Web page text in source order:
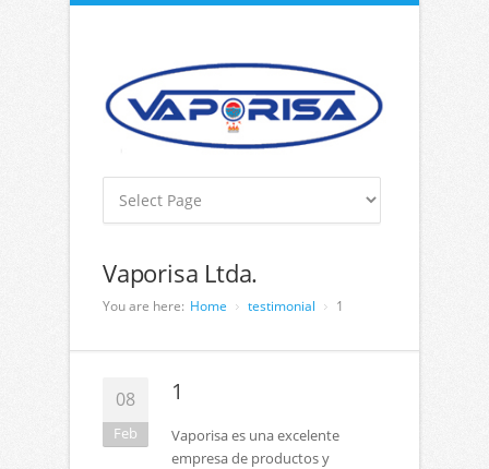
Vaporisa Ltda.
You are here: Home testimonial 1
08
Feb
1
Vaporisa es una excelente
empresa de productos y